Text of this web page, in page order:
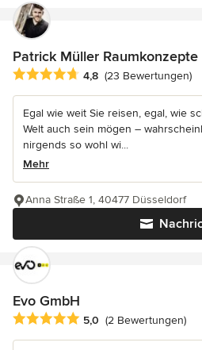
Patrick Müller Raumkonzepte
Durchschnittliche Bewertung: 4.8
4,8 (23 Bewertungen)
Egal wie weit Sie reisen, egal, wie
Welt auch sein mögen –
nirgends so wohl wi...
Mehr
Anna Straße 1, 40477 Düsseldorf
Evo GmbH
Durchschnittliche Bewertung: 5
5,0 (2 Bewertungen)